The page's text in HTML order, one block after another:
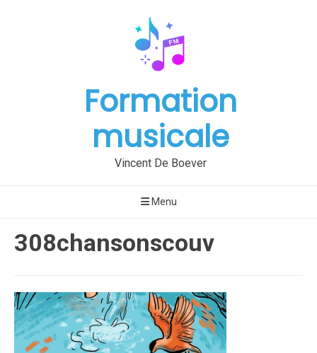
Formation
musicale
Vincent De Boever
Menu
308chansonscouv